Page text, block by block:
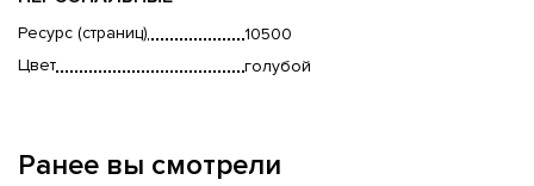
Ресурс (страниц)
10500
Цвет
голубой
Ранее вы смотрели